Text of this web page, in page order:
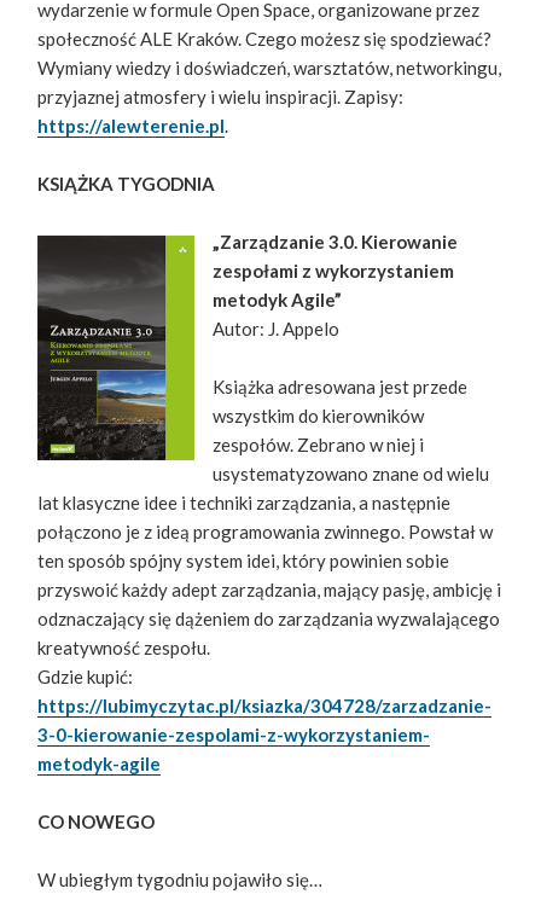
wydarzenie w formule Open Space, organizowane przez
społeczność ALE Kraków. Czego możesz się spodziewać?
Wymiany wiedzy i doświadczeń, warsztatów, networkingu,
przyjaznej atmosfery i wielu inspiracji. Zapisy:
https://alewterenie.pl.
KSIĄŻKA TYGODNIA
„Zarządzanie 3.0. Kierowanie
zespołami z wykorzystaniem
metodyk Agile”
Autor: J. Appelo
Książka adresowana jest przede
wszystkim do kierowników
zespołów. Zebrano w niej i
usystematyzowano znane od wielu
lat klasyczne idee i techniki zarządzania, a następnie
połączono je z ideą programowania zwinnego. Powstał w
ten sposób spójny system idei, który powinien sobie
przyswoić każdy adept zarządzania, mający pasję, ambicję i
odznaczający się dążeniem do zarządzania wyzwalającego
kreatywność zespołu.
Gdzie kupić:
https://lubimyczytac.pl/ksiazka/304728/zarzadzanie-
3-0-kierowanie-zespolami-z-wykorzystaniem-
metodyk-agile
CO NOWEGO
W ubiegłym tygodniu pojawiło się…